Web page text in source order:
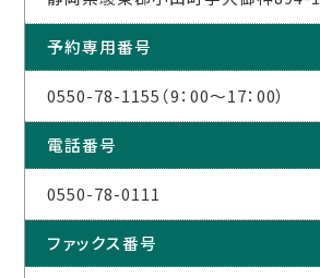
予約専用番号
0550-78-1155（9：00～17：00）
電話番号
0550-78-0111
ファックス番号